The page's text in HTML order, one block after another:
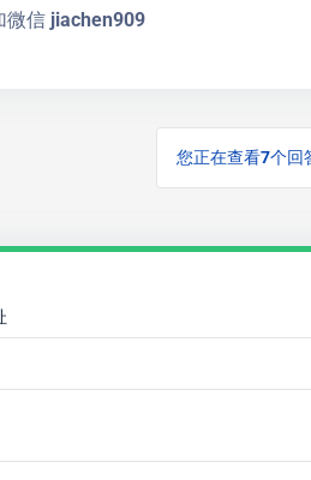
信 jiachen909
您正在查看7个回